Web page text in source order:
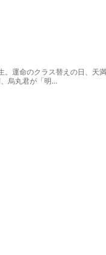
。運命のクラス替えの日、天
烏丸君が「明…